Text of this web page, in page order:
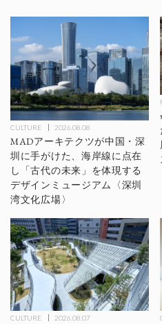
Architects Other Projects
アトリエMEME
CULTURE 2026.08.08
MADアーキテクツが中国・深
圳に手がけた、海岸線に点在
し「古代の未来」を体現する
デザインミュージアム〈深圳
湾文化広場〉
CULTURE 2026.08.07